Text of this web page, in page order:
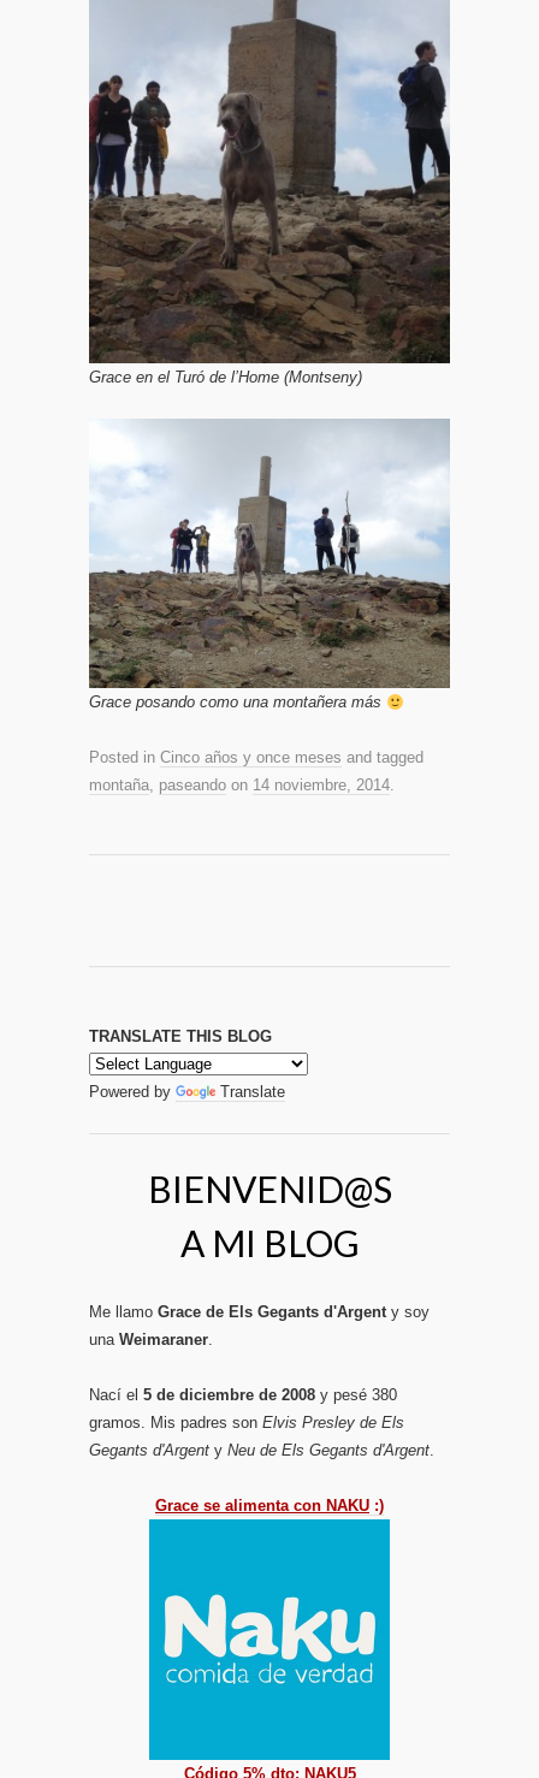
Grace en el Turó de l’Home (Montseny)
Grace posando como una montañera más
Posted in Cinco años y once meses and tagged
montaña, paseando on 14 noviembre, 2014.
TRANSLATE THIS BLOG
Powered by Translate
BIENVENID@S
A MI BLOG
Me llamo Grace de Els Gegants d'Argenty soy
una Weimaraner.
Nací el 5 de diciembre de 2008 y pesé 380
gramos. Mis padres son Elvis Presley de Els
Gegants d'Argent y Neu de Els Gegants d'Argent.
Grace se alimenta con NAKU :)
Código 5% dto: NAKU5